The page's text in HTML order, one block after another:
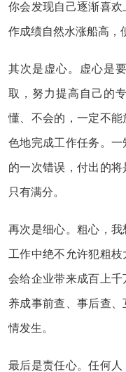
你会发现自己逐渐喜
作成绩自然水涨船高，
其次是虚心。虚心是
取，努力提高自己的
懂、不会的，一定不
色地完成工作任务。
的一次错误，付出的将
只有满分。
再次是细心。粗心，
工作中绝不允许犯粗
会给企业带来成百上
养成事前查、事后查
情发生。
最后是责任心。任何人